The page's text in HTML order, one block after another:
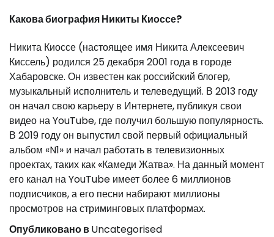
Какова биография Никиты Киоссе?
Никита Киоссе (настоящее имя Никита Алексеевич
Киссель) родился 25 декабря 2001 года в городе
Хабаровске. Он известен как российский блогер,
музыкальный исполнитель и телеведущий. В 2013 году
он начал свою карьеру в Интернете, публикуя свои
видео на YouTube, где получил большую популярность.
В 2019 году он выпустил свой первый официальный
альбом «N1» и начал работать в телевизионных
проектах, таких как «Камеди Жатва». На данный момент
его канал на YouTube имеет более 6 миллионов
подписчиков, а его песни набирают миллионы
просмотров на стриминговых платформах.
Опубликовано вUncategorised